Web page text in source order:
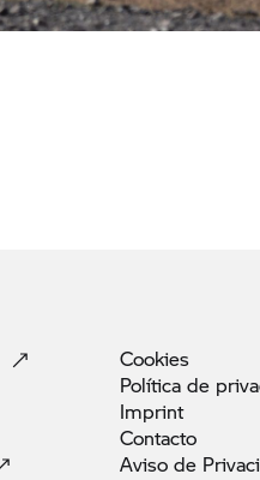
Cookies
Política de
Imprint
Contacto
Aviso de